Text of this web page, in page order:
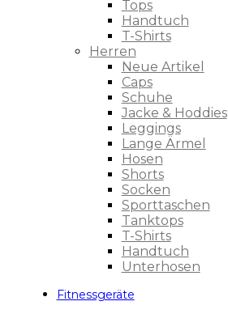
Tops
Handtuch
T-Shirts
Herren
Neue Artikel
Caps
Schuhe
Jacke & Hoddies
Leggings
Lange Ärmel
Hosen
Shorts
Socken
Sporttaschen
Tanktops
T-Shirts
Handtuch
Unterhosen
Fitnessgeräte